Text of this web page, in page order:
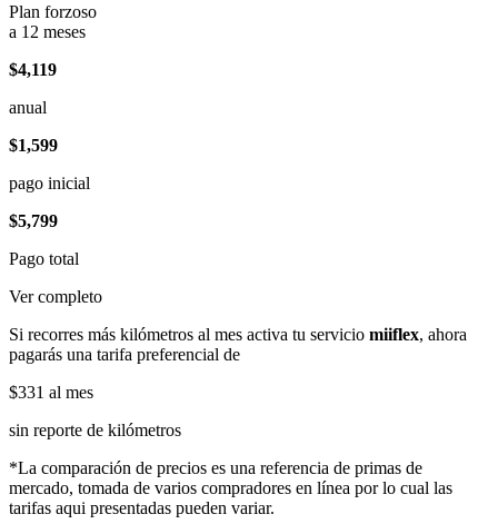
Plan forzoso
a 12 meses
$4,119
anual
$1,599
pago inicial
$5,799
Pago total
Ver completo
Si recorres más kilómetros al mes activa tu servicio miiflex, ahora
pagarás una tarifa preferencial de
$331 al mes
sin reporte de kilómetros
*La comparación de precios es una referencia de primas de
mercado, tomada de varios compradores en línea por lo cual las
tarifas aqui presentadas pueden variar.